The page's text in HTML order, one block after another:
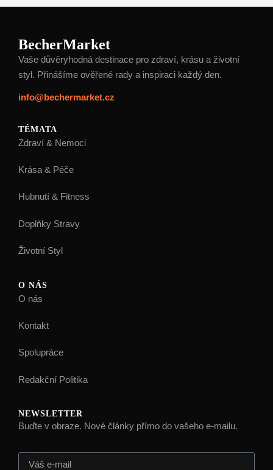
BecherMarket
Vaše důvěryhodná destinace pro zdraví, krásu a životní
styl. Přinášíme ověřené rady a inspiraci každý den.
info@bechermarket.cz
TÉMATA
Zdraví & Nemoci
Krása & Péče
Hubnutí & Fitness
Doplňky Stravy
Životní Styl
O NÁS
O nás
Kontakt
Spolupráce
Redakční Politika
NEWSLETTER
Buďte v obraze. Nové články přímo do vašeho e-mailu.